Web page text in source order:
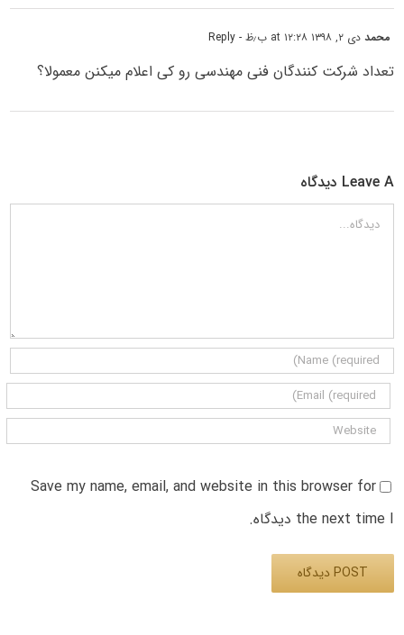
محمددی ۲, ۱۳۹۸ at ۱۲:۲۸ ب٫ظ - Reply
تعداد شرکت کنندگان فنی مهندسی رو کی اعلام میکنن معمولا؟
Leave A دیدگاه
دیدگاه
Save my name, email, and website in this browser for
the next time I دیدگاه.